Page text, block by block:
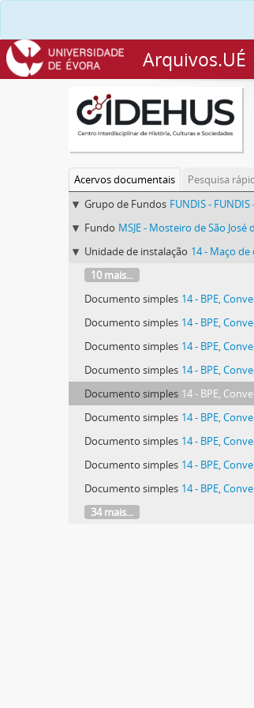
Arquivos.UÉ
Acervos documentais
Pesquisa
Grupo de Fundos FUNDIS - FUNDIS - Fundos Documentais de
Fundo MSJE - Mosteiro de São José de
Unidade de instalação 14 - Maço de documentos vários identificado
10 mais...
Documento simples 14 - BPE, Convento de São
Documento simples 14 - BPE, Convento de São
Documento simples 14 - BPE, Convento de São
Documento simples 14 - BPE, Convento de São
Documento simples 14 - BPE, Convento de São
Documento simples 14 - BPE, Convento de São
Documento simples 14 - BPE, Convento de São
Documento simples 14 - BPE, Convento de São
Documento simples 14 - BPE, Convento de São
34 mais...